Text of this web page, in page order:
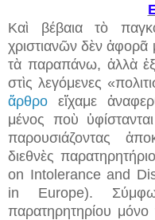
Καὶ βέβαια τὸ
χριστιανῶν δὲν ἀφορᾶ
τὰ παραπάνω, ἀλλὰ
στὶς λεγόμενες
ἄρθρο εἴχαμε
μένος ποὺ
παρουσιάζοντας
διεθνὲς
on Intolerance and
in Europe).
παρατηρητηρίου